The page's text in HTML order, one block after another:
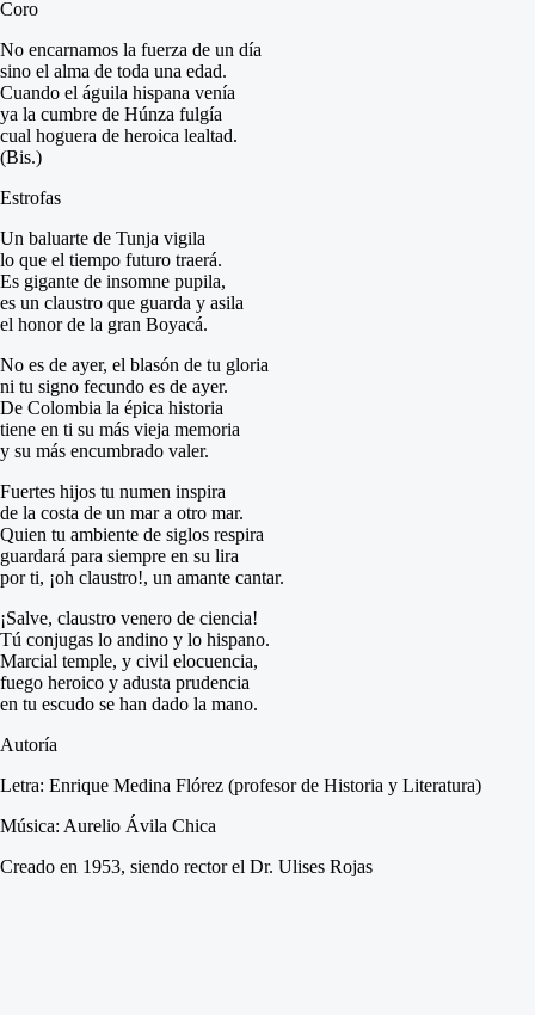
Coro
No encarnamos la fuerza de un día
sino el alma de toda una edad.
Cuando el águila hispana venía
ya la cumbre de Húnza fulgía
cual hoguera de heroica lealtad.
(Bis.)
Estrofas
Un baluarte de Tunja vigila
lo que el tiempo futuro traerá.
Es gigante de insomne pupila,
es un claustro que guarda y asila
el honor de la gran Boyacá.
No es de ayer, el blasón de tu gloria
ni tu signo fecundo es de ayer.
De Colombia la épica historia
tiene en ti su más vieja memoria
y su más encumbrado valer.
Fuertes hijos tu numen inspira
de la costa de un mar a otro mar.
Quien tu ambiente de siglos respira
guardará para siempre en su lira
por ti, ¡oh claustro!, un amante cantar.
¡Salve, claustro venero de ciencia!
Tú conjugas lo andino y lo hispano.
Marcial temple, y civil elocuencia,
fuego heroico y adusta prudencia
en tu escudo se han dado la mano.
Autoría
Letra: Enrique Medina Flórez (profesor de Historia y Literatura)
Música: Aurelio Ávila Chica
Creado en 1953, siendo rector el Dr. Ulises Rojas